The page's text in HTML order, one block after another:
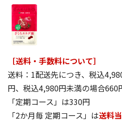
［送料・手数料について］
送料：1配送先につき、税込
円、税込4,980円未満の場合660
「定期コース」は330円
「2か月毎 定期コース」は送料